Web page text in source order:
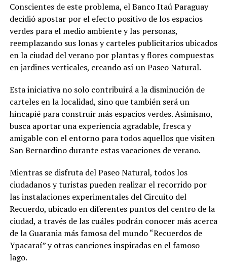
Conscientes de este problema, el Banco Itaú Paraguay
decidió apostar por el efecto positivo de los espacios
verdes para el medio ambiente y las personas,
reemplazando sus lonas y carteles publicitarios ubicados
en la ciudad del verano por plantas y flores compuestas
en jardines verticales, creando así un Paseo Natural.
Esta iniciativa no solo contribuirá a la disminución de
carteles en la localidad, sino que también será un
hincapié para construir más espacios verdes. Asimismo,
busca aportar una experiencia agradable, fresca y
amigable con el entorno para todos aquellos que visiten
San Bernardino durante estas vacaciones de verano.
Mientras se disfruta del Paseo Natural, todos los
ciudadanos y turistas pueden realizar el recorrido por
las instalaciones experimentales del Circuito del
Recuerdo, ubicado en diferentes puntos del centro de la
ciudad, a través de las cuáles podrán conocer más acerca
de la Guarania más famosa del mundo “Recuerdos de
Ypacaraí” y otras canciones inspiradas en el famoso
lago.